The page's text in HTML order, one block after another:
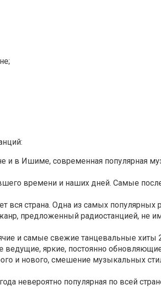
и в Ишиме, современная популярная
времени и наших дней. Самые
вся страна. Одна из самых популярных
предложенный радиостанцией, не
и самые свежие танцевальные хиты
яркие, постоянно
и нового, смешение музыкальных
невероятно популярная по всей